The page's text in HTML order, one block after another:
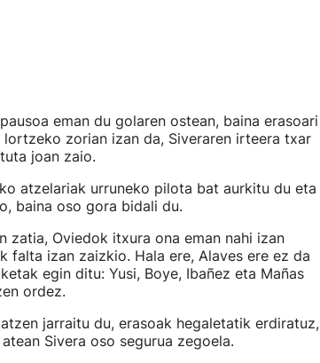
eman du golaren ostean, baina erasoari
zorian izan da, Siveraren irteera txar
joan zaio.
atzelariak urruneko pilota bat aurkitu du eta
baina oso gora bidali du.
zatia, Oviedok itxura ona eman nahi izan
falta izan zaizkio. Hala ere, Alaves ere ez da
egin ditu: Yusi, Boye, Ibañez eta Mañas
ordez.
jarraitu du, erasoak hegaletatik erdiratuz,
Sivera oso segurua zegoela.